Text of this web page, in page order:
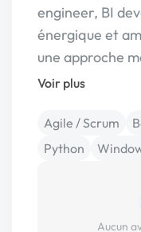
engineer, BI
énergique et
une approche
Voir plus
Agile / Scrum
Python
Aucun